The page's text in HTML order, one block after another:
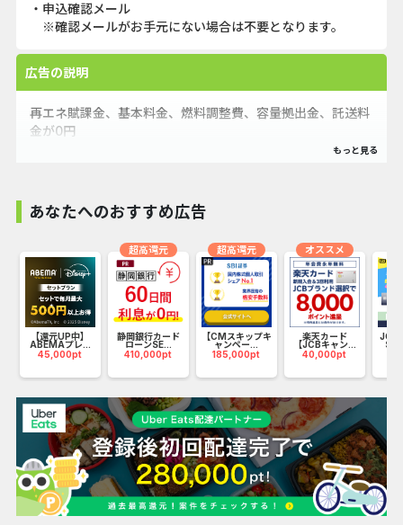
・申込確認メール
※確認メールがお手元にない場合は不要となります。
広告の説明
再エネ賦課金、基本料金、燃料調整費、容量拠出金、託送料
金が0円
・変動費がなく完全固定単価で電気を使った分だけの安心安
頼性は今まで通り
・WEBからいつでも簡単お申込み
・定期的に節電キャンペーンなどの企画あり
□再エネ賦課金
「再生可能エネルギーの固定価格買取制度」によって電力会
社等が再エネの買取りに要した費用を、
賦課金単価は、毎年度、経済産業大臣によって定められ、毎
年５月分から翌年の４月分の電気料金に適用されます。
□基本料金
電力会社が契約プランごとに設定した固定料金のことです。
電力をまったく使わなかったとしても基本料金は発生し支払
う必要があります。
あなたへのおすすめ広告
【還元UP中】
ABEMAプレ...
45,000pt
静岡銀行カード
ローンSE...
410,000pt
超高還元
【CMスキップキ
ャンペー...
185,000pt
超高還元
楽天カード
【JCBキャン...
40,000pt
オススメ
JCB